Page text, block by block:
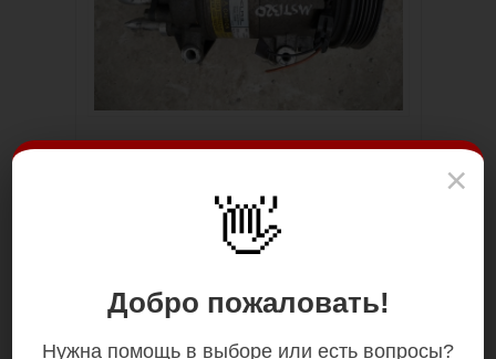
×
👋
Добро пожаловать!
Нужна помощь в выборе или есть вопросы?